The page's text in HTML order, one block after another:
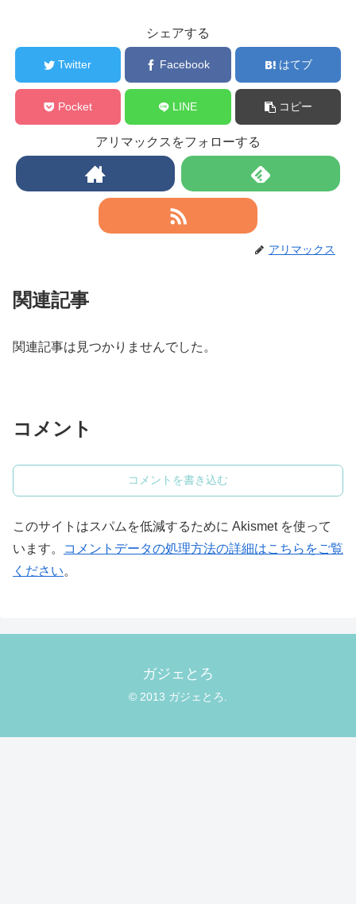
シェアする
Twitter Facebook はてブ
Pocket LINE コピー
アリマックスをフォローする
アリマックス
関連記事
関連記事は見つかりませんでした。
コメント
コメントを書き込む
このサイトはスパムを低減するために Akismet を使って
います。
コメントデータの処理方法の詳細はこちらをご覧
ください。
ガジェとろ
© 2013 ガジェとろ.